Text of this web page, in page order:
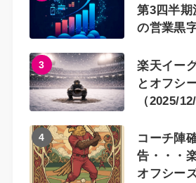
第3四半期
の営業黒
3
楽天イー
とオフシ
（2025/
4
コーチ陣
告・・・
オフシー